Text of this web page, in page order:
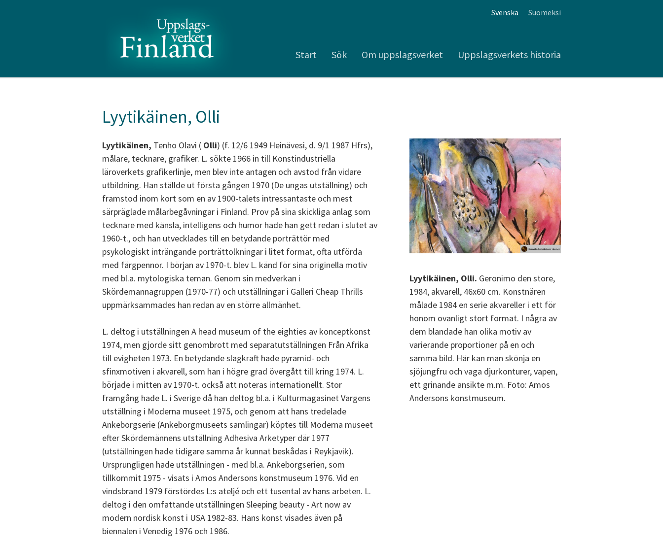
Svenska Suomeksi
Start Sök Om uppslagsverket Uppslagsverkets historia
Lyytikäinen, Olli
Lyytikäinen, Tenho Olavi ( Olli) (f. 12/6 1949 Heinävesi, d. 9/1 1987 Hfrs),
målare, tecknare, grafiker. L. sökte 1966 in till Konstindustriella
läroverkets grafikerlinje, men blev inte antagen och avstod från vidare
utbildning. Han ställde ut första gången 1970 (De ungas utställning) och
framstod inom kort som en av 1900-talets intressantaste och mest
särpräglade målarbegåvningar i Finland. Prov på sina skickliga anlag som
tecknare med känsla, intelligens och humor hade han gett redan i slutet av
1960-t., och han utvecklades till en betydande porträttör med
psykologiskt inträngande porträttolkningar i litet format, ofta utförda
med färgpennor. I början av 1970-t. blev L. känd för sina originella motiv
med bl.a. mytologiska teman. Genom sin medverkan i
Skördemannagruppen (1970-77) och utställningar i Galleri Cheap Thrills
uppmärksammades han redan av en större allmänhet.
L. deltog i utställningen A head museum of the eighties av konceptkonst
1974, men gjorde sitt genombrott med separatutställningen Från Afrika
till evigheten 1973. En betydande slagkraft hade pyramid- och
sfinxmotiven i akvarell, som han i högre grad övergått till kring 1974. L.
började i mitten av 1970-t. också att noteras internationellt. Stor
framgång hade L. i Sverige då han deltog bl.a. i Kulturmagasinet Vargens
utställning i Moderna museet 1975, och genom att hans tredelade
Ankeborgserie (Ankeborgmuseets samlingar) köptes till Moderna museet
efter Skördemännens utställning Adhesiva Arketyper där 1977
(utställningen hade tidigare samma år kunnat beskådas i Reykjavik).
Ursprungligen hade utställningen - med bl.a. Ankeborgserien, som
tillkommit 1975 - visats i Amos Andersons konstmuseum 1976. Vid en
vindsbrand 1979 förstördes L:s ateljé och ett tusental av hans arbeten. L.
deltog i den omfattande utställningen Sleeping beauty - Art now av
modern nordisk konst i USA 1982-83. Hans konst visades även på
biennalen i Venedig 1976 och 1986.
Lyytikäinen, Olli. Geronimo den store,
1984, akvarell, 46x60 cm. Konstnären
målade 1984 en serie akvareller i ett för
honom ovanligt stort format. I några av
dem blandade han olika motiv av
varierande proportioner på en och
samma bild. Här kan man skönja en
sjöjungfru och vaga djurkonturer, vapen,
ett grinande ansikte m.m. Foto: Amos
Andersons konstmuseum.